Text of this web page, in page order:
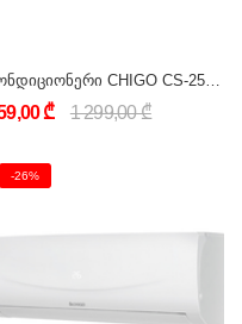
₾ 1 299,00 ₾
-26%